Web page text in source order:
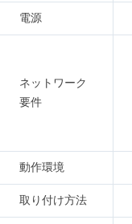
電源
ネットワーク
要件
動作環境
取り付け方法